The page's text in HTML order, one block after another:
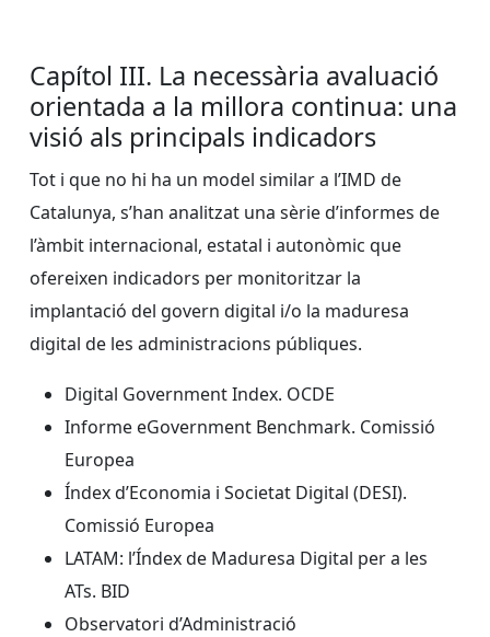
Capítol III. La necessària avaluació
orientada a la millora continua: una
visió als principals indicadors
Tot i que no hi ha un model similar a l’IMD de
Catalunya, s’han analitzat una sèrie d’informes de
l’àmbit internacional, estatal i autonòmic que
ofereixen indicadors per monitoritzar la
implantació del govern digital i/o la maduresa
digital de les administracions públiques.
Digital Government Index. OCDE
Informe eGovernment Benchmark. Comissió
Europea
Índex d’Economia i Societat Digital (DESI).
Comissió Europea
LATAM: l’Índex de Maduresa Digital per a les
ATs. BID
Observatori d’Administració